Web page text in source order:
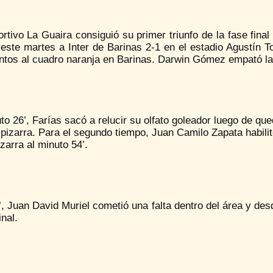
La Guaira consiguió su primer triunfo de la fase
martes a Inter de Barinas 2-1 en el estadio Agustín
al cuadro naranja en Barinas. Darwin Gómez empató
26’, Farías sacó a relucir su olfato goleador luego de
Para el segundo tiempo, Juan Camilo Zapata
al minuto 54’.
Juan David Muriel cometió una falta dentro del área y